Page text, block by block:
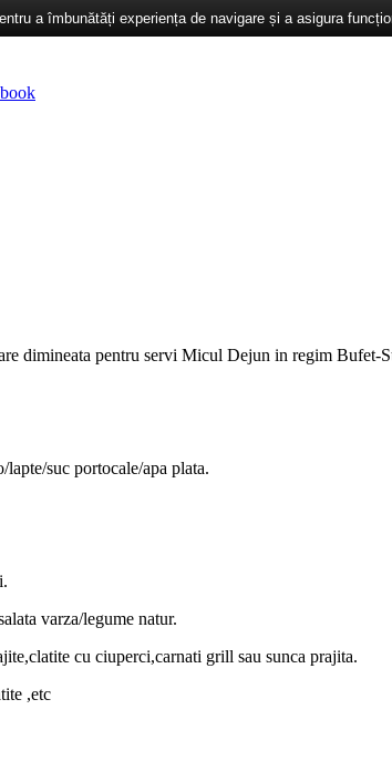
dimineata pentru servi Micul Dejun in regim Bufet-
suc portocale/apa plata.
varza/legume natur.
cu ciuperci,carnati grill sau sunca prajita.
,etc
a îmbunătăți experiența de navigare și a asigura